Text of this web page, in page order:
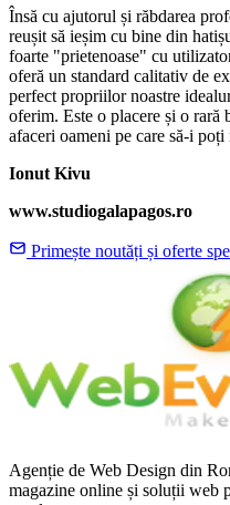
Însă cu ajutorul și răbdarea
reușit să ieșim cu bine din
foarte "prietenoase" cu
oferă un standard calitativ de
perfect propriilor noastre
oferim. Este o placere și o rară
afaceri oameni pe care să-i poți
Ionut Kivu
www.studiogalapagos.ro
Primește noutăți și oferte
Agenție de Web Design din
magazine online și soluții web